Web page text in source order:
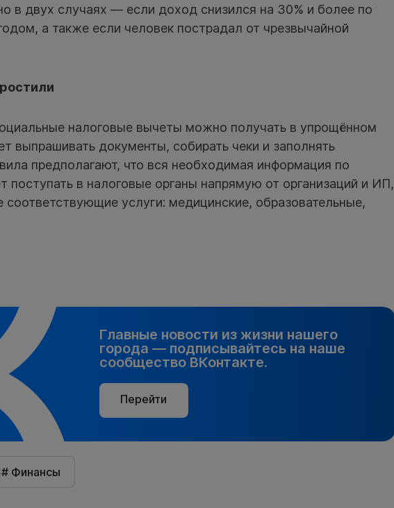
в двух случаях — если доход снизился на 30% и более по
а также если человек пострадал от чрезвычайной
налоговые вычеты можно получать в упрощённом
выпрашивать документы, собирать чеки и заполнять
предполагают, что вся необходимая информация по
в налоговые органы напрямую от организаций и ИП,
соответствующие услуги: медицинские, образовательные,
Главные новости из жизни нашего
города — подписывайтесь на наше
сообщество ВКонтакте.
Перейти
# Финансы